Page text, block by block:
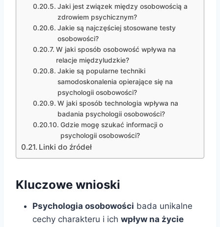
Jaki jest związek między osobowością a
zdrowiem psychicznym?
Jakie są najczęściej stosowane testy
osobowości?
W jaki sposób osobowość wpływa na
relacje międzyludzkie?
Jakie są popularne techniki
samodoskonalenia opierające się na
psychologii osobowości?
W jaki sposób technologia wpływa na
badania psychologii osobowości?
Gdzie mogę szukać informacji o
psychologii osobowości?
Linki do źródeł
Kluczowe wnioski
Psychologia osobowości bada unikalne
cechy charakteru i ich wpływ na życie